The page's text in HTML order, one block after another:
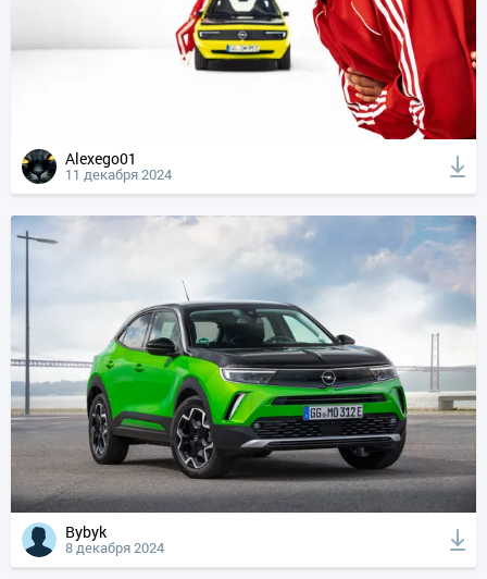
Alexego01
11 декабря 2024
Bybyk
8 декабря 2024